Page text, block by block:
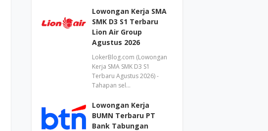
Lowongan Kerja SMA
SMK D3 S1 Terbaru
Lion Air Group
Agustus 2026
LokerBlog.com (Lowongan
Kerja SMA SMK D3 S1
Terbaru Agustus 2026) -
Tahapan sel…
Lowongan Kerja
BUMN Terbaru PT
Bank Tabungan